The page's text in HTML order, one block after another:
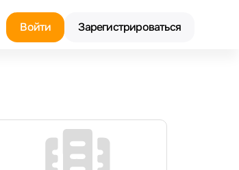
Войти Зарегистрироваться